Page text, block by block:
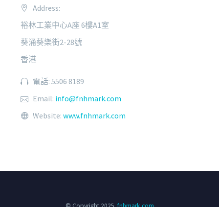
Address:
裕林工業中心A座 6樓A1室
葵涌葵樂街2-28號
香港
電話: 5506 8189
Email: info@fnhmark.com
Website: www.fnhmark.com